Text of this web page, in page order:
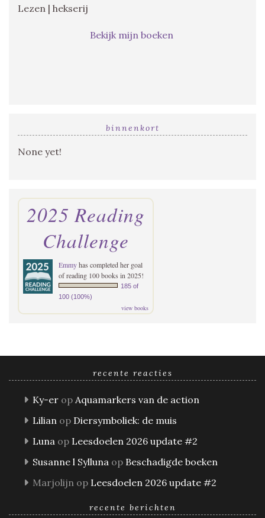
Lezen | hekserij
Bekijk mijn boeken
binnenkort
None yet!
2025 Reading
Challenge
Emmyhas completed her goal
of reading 100 books in 2025!
185 of
100 (100%)
view books
recente reacties
Ky-er op Aquamarkers van de action
Lilian op Diersymboliek: de muis
Luna op Leesdoelen 2026 update #2
Susanne l Sylluna op Beschadigde boeken
Marjolijn op Leesdoelen 2026 update #2
recente berichten